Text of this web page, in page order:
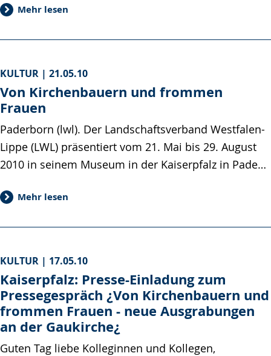
Mehr lesen
KULTUR | 21.05.10
Von Kirchenbauern und frommen
Frauen
Paderborn (lwl). Der Landschaftsverband Westfalen-
Lippe (LWL) präsentiert vom 21. Mai bis 29. August
2010 in seinem Museum in der Kaiserpfalz in Pade…
Mehr lesen
KULTUR | 17.05.10
Kaiserpfalz: Presse-Einladung zum
Pressegespräch ¿Von Kirchenbauern und
frommen Frauen - neue Ausgrabungen
an der Gaukirche¿
Guten Tag liebe Kolleginnen und Kollegen,